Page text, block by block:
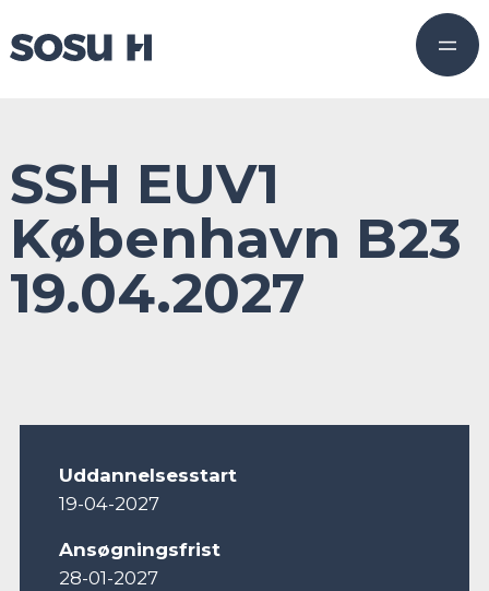
SSH EUV1
København B23
19.04.2027
Uddannelsesstart
19-04-2027
Ansøgningsfrist
28-01-2027